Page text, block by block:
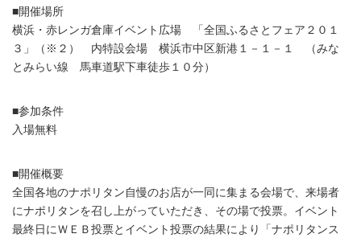
■開催場所
横浜・赤レンガ倉庫イベント広場 「全国ふるさとフェア２０１
３」（※２） 内特設会場 横浜市中区新港１－１－１ （みな
とみらい線 馬車道駅下車徒歩１０分）
■参加条件
入場無料
■開催概要
全国各地のナポリタン自慢のお店が一同に集まる会場で、来場者
にナポリタンを召し上がっていただき、その場で投票。イベント
最終日にＷＥＢ投票とイベント投票の結果により「ナポリタンス